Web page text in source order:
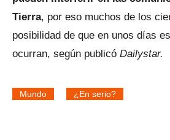
Tierra, por eso muchos de los
posibilidad de que en unos días
ocurran, según publicó Dailystar.
Mundo ¿En serio?